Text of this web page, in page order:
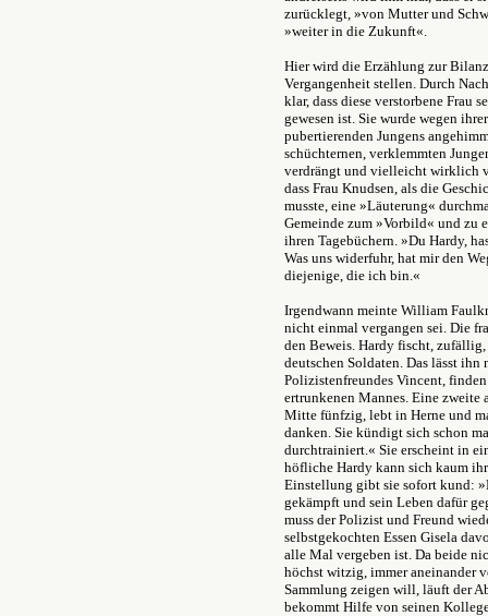
zurücklegt, »von Mutter und
»weiter in die Zukunft«.
Hier wird die Erzählung zur
Vergangenheit stellen. Durch
klar, dass diese verstorbene Frau
gewesen ist. Sie wurde wegen
pubertierenden Jungens
schüchternen, verklemmten
verdrängt und vielleicht wirklich
dass Frau Knudsen, als die
musste, eine »Läuterung«
Gemeinde zum »Vorbild« und zu
ihren Tagebüchern. »Du Hardy,
Was uns widerfuhr, hat mir den
diejenige, die ich bin.«
Irgendwann meinte William
nicht einmal vergangen sei. Die
den Beweis. Hardy fischt,
deutschen Soldaten. Das lässt
Polizistenfreundes Vincent,
ertrunkenen Mannes. Eine zweite
Mitte fünfzig, lebt in Herne und
danken. Sie kündigt sich schon
durchtrainiert.« Sie erscheint in
höfliche Hardy kann sich kaum
Einstellung gibt sie sofort kund:
gekämpft und sein Leben dafür
muss der Polizist und Freund
selbstgekochten Essen Gisela
alle Mal vergeben ist. Da beide
höchst witzig, immer aneinander
Sammlung zeigen will, läuft der
bekommt Hilfe von seinen